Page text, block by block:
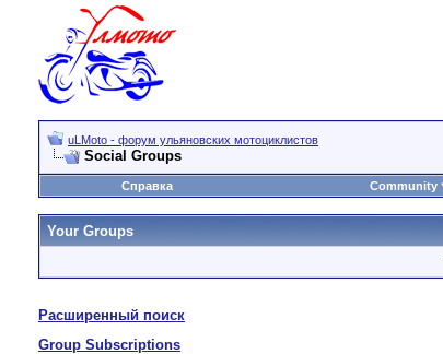
uLMoto - форум ульяновских мотоциклистов
Social Groups
Справка
Community
Your Groups
Расширенный поиск
Group Subscriptions